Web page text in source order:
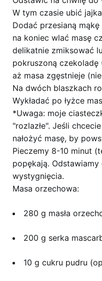
W tym czasie ubić
Dodać przesianą
na koniec wlać masę
delikatnie zmiksować
pokruszoną czekoladę
aż masa zgęstnieje
Na dwóch blaszkach
Wykładać po łyżce
*Uwaga: moje
"rozlazłe". Jeśli
nałożyć masę, by
Pieczemy 8-10 minut
popękają. Odstawiamy
wystygnięcia.
Masa orzechowa:
280 g masła
200 g serka
10 g cukru pudru